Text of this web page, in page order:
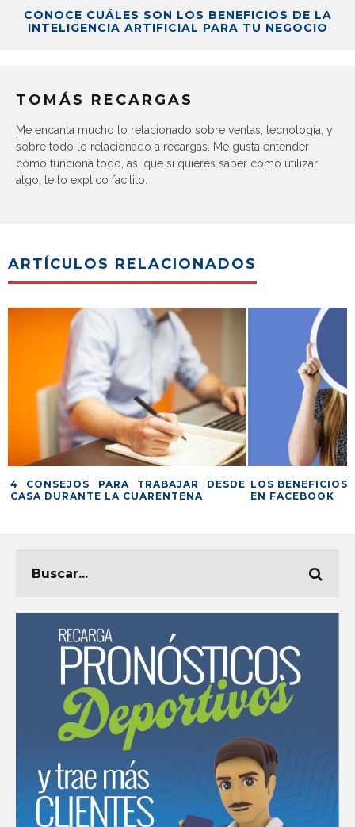
CONOCE CUÁLES SON LOS BENEFICIOS DE LA
INTELIGENCIA ARTIFICIAL PARA TU NEGOCIO
TOMÁS RECARGAS
Me encanta mucho lo relacionado sobre ventas, tecnología, y
sobre todo lo relacionado a recargas. Me gusta entender
cómo funciona todo, así que si quieres saber cómo utilizar
algo, te lo explico facilito.
ARTÍCULOS RELACIONADOS
4 CONSEJOS PARA TRABAJAR DESDE
CASA DURANTE LA CUARENTENA
LOS BENEFICIOS
EN FACEBOOK